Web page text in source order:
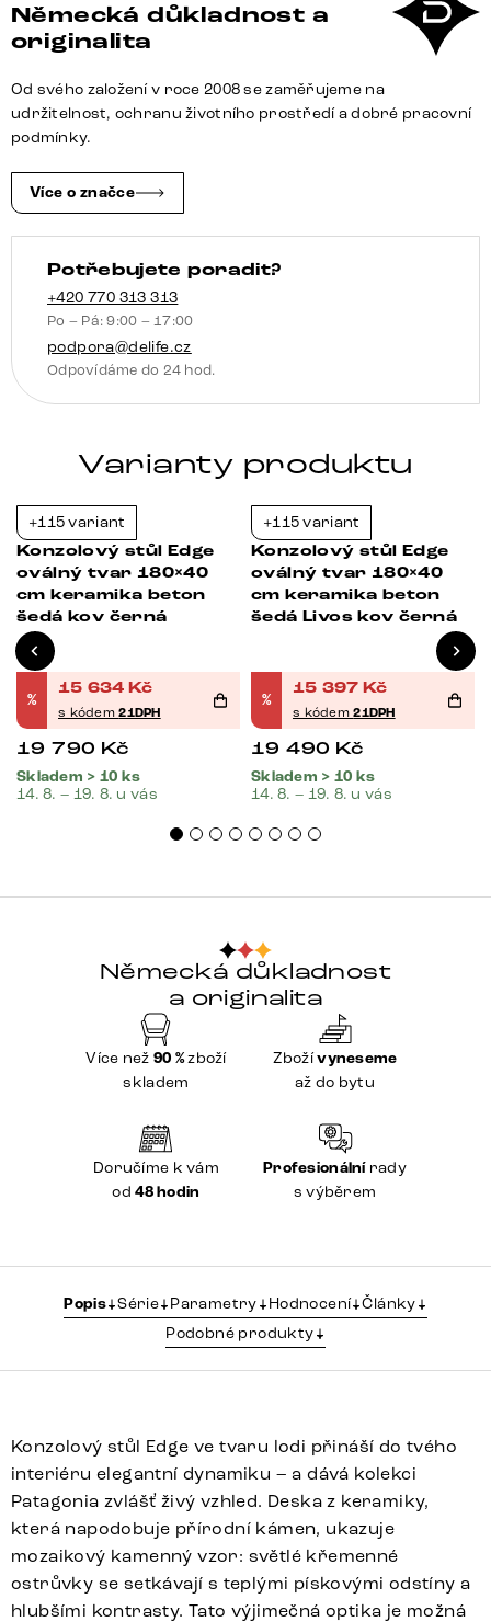
tvar
140×40
cm
keramika
Velio
kov
titanová
barva
množství
Německá důkladnost a
originalita
Od svého založení v roce 2008 se zaměřujeme na
udržitelnost, ochranu životního prostředí a dobré pracovní
podmínky.
Více o značce
Potřebujete poradit?
+420 770 313 313
Po – Pá: 9:00 – 17:00
podpora@delife.cz
Odpovídáme do 24 hod.
Varianty produktu
+115 variant
Konzolový stůl Edge
oválný tvar 180×40
cm keramika beton
šedá kov černá
%
15 634 Kč
s kódem21DPH
19 790 Kč
Skladem > 10 ks
14. 8. – 19. 8. u vás
+115 variant
Konzolový stůl Edge
oválný tvar 180×40
cm keramika beton
šedá Livos kov černá
%
15 397 Kč
s kódem21DPH
19 490 Kč
Skladem > 10 ks
14. 8. – 19. 8. u vás
Německá důkladnost
a originalita
Více než 90 %zboží
skladem
Zbožívyneseme
až do bytu
Doručíme k vám
od48 hodin
Profesionálnírady
s výběrem
Popis Série Parametry Hodnocení Články
Podobné produkty
Konzolový stůl Edge ve tvaru lodi přináší do tvého
interiéru elegantní dynamiku – a dává kolekci
Patagonia zvlášť živý vzhled. Deska z keramiky,
která napodobuje přírodní kámen, ukazuje
mozaikový kamenný vzor: světlé křemenné
ostrůvky se setkávají s teplými pískovými odstíny a
hlubšími kontrasty. Tato výjimečná optika je možná